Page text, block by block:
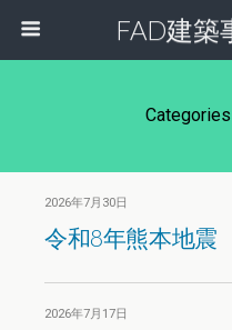
FAD建築
Categories
2026年7月30日
令和8年熊本地
2026年7月17日